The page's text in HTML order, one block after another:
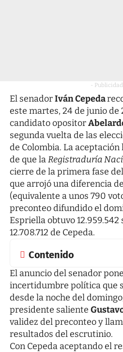
-
El senadorIván Cepeda
este martes, 24 de junio de
candidato opositor
segunda vuelta de las
de Colombia. La
de que laRegistraduría
cierre de la primera fase
que arrojó una diferencia
(equivalente a unos 790
preconteo difundido el
Espriella obtuvo
12.708.712 de Cepeda.
Contenido
El anuncio del senador
incertidumbre política que
desde la noche del
presidente saliente
validez del preconteo y
resultados del escrutinio.
Con Cepeda aceptando el